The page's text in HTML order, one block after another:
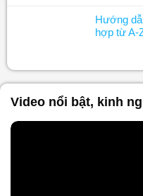
Hướng
hợp từ A-
Video nổi bật, kinh